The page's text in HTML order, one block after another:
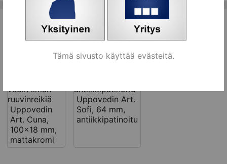
Tähän liittyviä tuotteita
Uppovedin
Art. Cuna,
100x18 mm,
mattakromi
Uppovedin Art.
Sofi, 64 mm,
antiikkipatinoitu
Tämä sivusto käyttää evästeitä.